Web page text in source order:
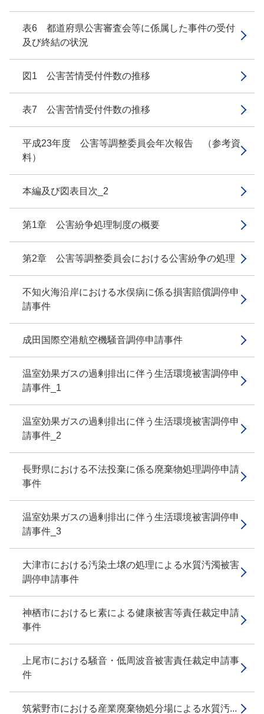
表6 都道府県公害審査会等に係属した事件の受付
及び終結の状況
図1 公害苦情受付件数の推移
表7 公害苦情受付件数の推移
平成23年度 公害等調整委員会年次報告 （参考資
料）
本編及び図表目次_2
第1章 公害紛争処理制度の概要
第2章 公害等調整委員会における公害紛争の処理
不知火海沿岸における水俣病に係る損害賠償調停申
請事件
成田国際空港航空機騒音調停申請事件
温室効果ガスの過剰排出に伴う生活環境被害調停申
請事件_1
温室効果ガスの過剰排出に伴う生活環境被害調停申
請事件_2
長野県における不法投棄に係る廃棄物処理調停申請
事件
温室効果ガスの過剰排出に伴う生活環境被害調停申
請事件_3
大津市における汚染土壌の処理による水質汚濁被害
調停申請事件
神栖市におけるヒ素による健康被害等責任裁定申請
事件
上尾市における騒音・低周波音被害責任裁定申請事
件
筑紫野市における産業廃棄物処分場による水質汚...